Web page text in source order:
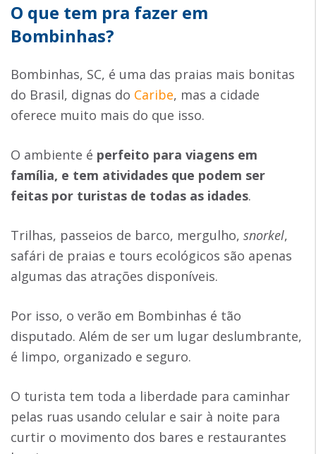
O que tem pra fazer em
Bombinhas?
Bombinhas, SC, é uma das praias mais bonitas
do Brasil, dignas do Caribe, mas a cidade
oferece muito mais do que isso.
O ambiente é perfeito para viagens em
família, e tem atividades que podem ser
feitas por turistas de todas as idades.
Trilhas, passeios de barco, mergulho, snorkel,
safári de praias e tours ecológicos são apenas
algumas das atrações disponíveis.
Por isso, o verão em Bombinhas é tão
disputado. Além de ser um lugar deslumbrante,
é limpo, organizado e seguro.
O turista tem toda a liberdade para caminhar
pelas ruas usando celular e sair à noite para
curtir o movimento dos bares e restaurantes